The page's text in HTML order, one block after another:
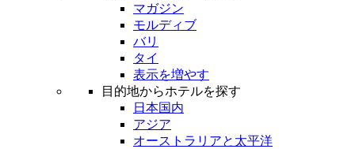
マガジン
モルディブ
バリ
タイ
表示を増やす
目的地からホテルを探す
日本国内
アジア
オーストラリアと太平洋